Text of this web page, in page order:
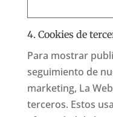
4. Cookies de
Para mostrar
seguimiento de
marketing, La
terceros. Estos